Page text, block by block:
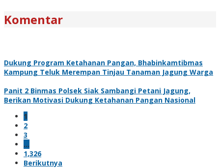
Komentar
Dukung Program Ketahanan Pangan, Bhabinkamtibmas
Kampung Teluk Merempan Tinjau Tanaman Jagung Warga
Panit 2 Binmas Polsek Siak Sambangi Petani Jagung,
Berikan Motivasi Dukung Ketahanan Pangan Nasional
1
2
3
…
1,326
Berikutnya